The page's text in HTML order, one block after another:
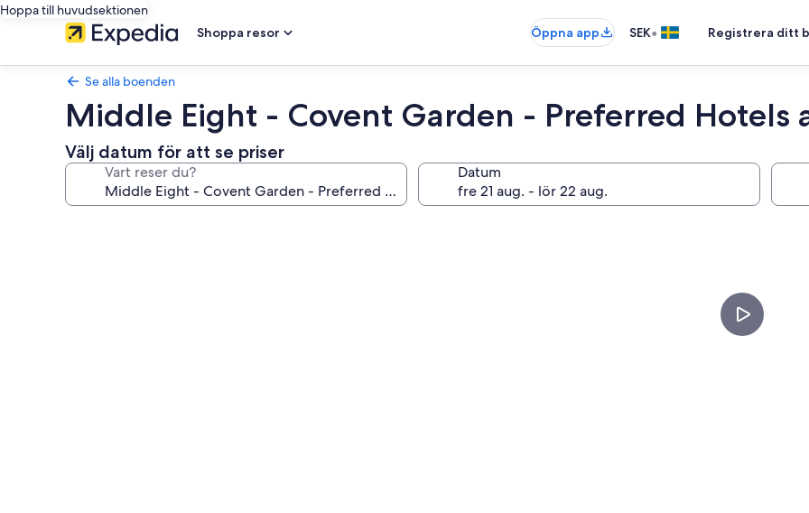
Hoppa till huvudsektionen
Shoppa resor
Öppna app SEK• Registrera ditt
Se alla boenden
Middle Eight - Covent Garden - Preferred Hotels
Välj datum för att se priser
Vart reser du? Datum